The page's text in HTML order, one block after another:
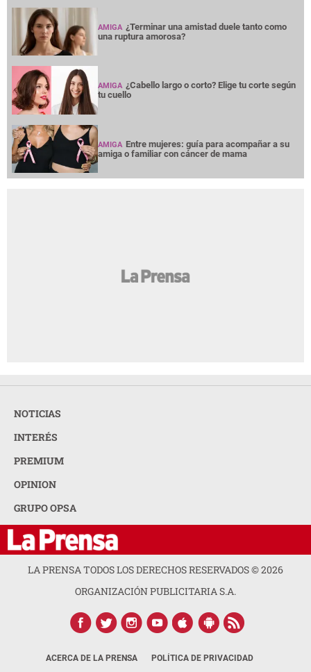
AMIGA ¿Terminar una amistad duele tanto como
una ruptura amorosa?
AMIGA ¿Cabello largo o corto? Elige tu corte según
tu cuello
AMIGA Entre mujeres: guía para acompañar a su
amiga o familiar con cáncer de mama
NOTICIAS
INTERÉS
PREMIUM
OPINION
GRUPO OPSA
LA PRENSA TODOS LOS DERECHOS RESERVADOS ©2026
ORGANIZACIÓN PUBLICITARIA S.A.
ACERCA DE LA PRENSA POLÍTICA DE PRIVACIDAD